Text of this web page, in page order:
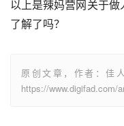
以上是辣妈营网关于
了解了吗？
原创文章，作者：佳
https://www.digifad.com/